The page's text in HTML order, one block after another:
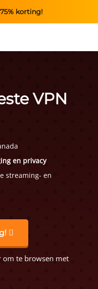
korting!
VPN
en privacy
streaming- en
om te browsen met